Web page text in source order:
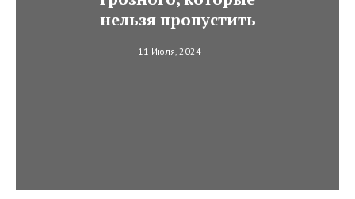
нельзя пропустить
11 Июля, 2024